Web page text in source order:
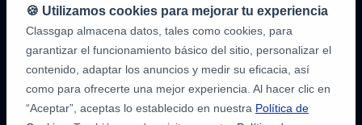
Clases de física online
Clases de química online
Clases de programación online
🍪 Utilizamos cookies para mejorar tu experiencia
Classgap almacena datos, tales como cookies, para
garantizar el funcionamiento básico del sitio, personalizar el
contenido, adaptar los anuncios y medir su eficacia, así
como para ofrecerte una mejor experiencia. Al hacer clic en
“Aceptar”, aceptas lo establecido en nuestra Política de